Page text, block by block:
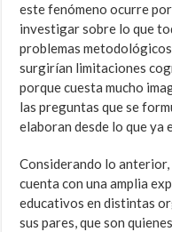
este fenómeno ocurre
investigar sobre lo que
problemas
surgirían limitaciones
porque cuesta mucho
las preguntas que se
elaboran desde lo que ya
Considerando lo
cuenta con una amplia
educativos en distintas
sus pares, que son